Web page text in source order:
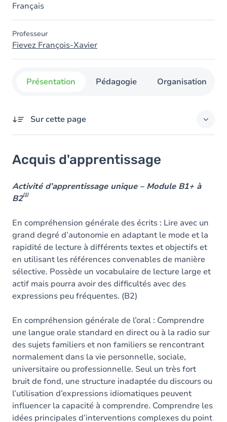
Français
Professeur
Fievez François-Xavier
Présentation Pédagogie Organisation
Sur cette page
Objectifs
Contenu
Exercices
Acquis d'apprentissage
Activité d’apprentissage unique – Module B1+ à
B2[1]
En compréhension générale des écrits : Lire avec un
grand degré d’autonomie en adaptant le mode et la
rapidité de lecture à différents textes et objectifs et
en utilisant les références convenables de manière
sélective. Possède un vocabulaire de lecture large et
actif mais pourra avoir des difficultés avec des
expressions peu fréquentes. (B2)
En compréhension générale de l’oral : Comprendre
une langue orale standard en direct ou à la radio sur
des sujets familiers et non familiers se rencontrant
normalement dans la vie personnelle, sociale,
universitaire ou professionnelle. Seul un très fort
bruit de fond, une structure inadaptée du discours ou
l’utilisation d’expressions idiomatiques peuvent
influencer la capacité à comprendre. Comprendre les
idées principales d’interventions complexes du point